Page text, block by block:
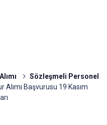
Sözleşmeli Personel
Başvurusu 19 Kasım